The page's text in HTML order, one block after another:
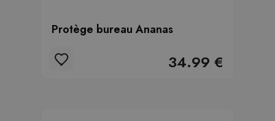
Protège bureau Ananas
34.99 €